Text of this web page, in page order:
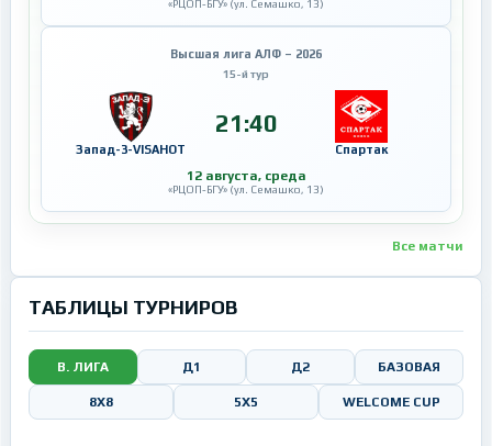
«РЦОП-БГУ» (ул. Семашко, 13)
Высшая лига АЛФ – 2026
15-й тур
Запад-3-VISAHOT
21:40
Спартак
12 августа, среда
«РЦОП-БГУ» (ул. Семашко, 13)
Все матчи
ТАБЛИЦЫ ТУРНИРОВ
В. ЛИГА Д1 Д2 БАЗОВАЯ
8Х8 5X5 WELCOME CUP